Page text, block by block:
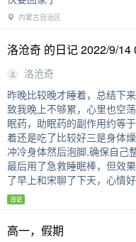
内蒙古自治区
洛沧奇 的日记 2022/9/14
洛沧奇
昨晚比较晚才睡着，总结下
致我晚上不够累，心里也空
眠药，助眠药的副作用约等
着还是吃了比较好三是身体
冲冷身体然后泡脚,确保自己
最后用了急救睡眠棒，但效
了早上和宋聊了下天，心情
日记
高一，假期